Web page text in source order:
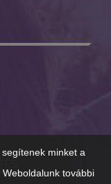
minket a
további